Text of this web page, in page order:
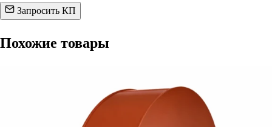
Запросить КП
Похожие товары